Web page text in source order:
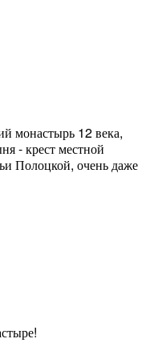
монастырь 12 века,
- крест местной
Полоцкой, очень даже